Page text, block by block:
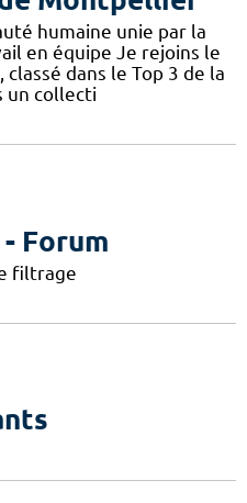
humaine unie par la
en équipe Je rejoins le
dans le Top 3 de la
un collecti
Forum
filtrage